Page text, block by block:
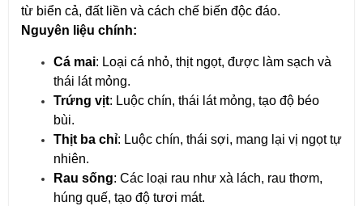
từ biển cả, đất liền và cách chế biến độc đáo.
Nguyên liệu chính:
Cá mai: Loại cá nhỏ, thịt ngọt, được làm sạch và
thái lát mỏng.
Trứng vịt: Luộc chín, thái lát mỏng, tạo độ béo
bùi.
Thịt ba chỉ: Luộc chín, thái sợi, mang lại vị ngọt tự
nhiên.
Rau sống: Các loại rau như xà lách, rau thơm,
húng quế, tạo độ tươi mát.